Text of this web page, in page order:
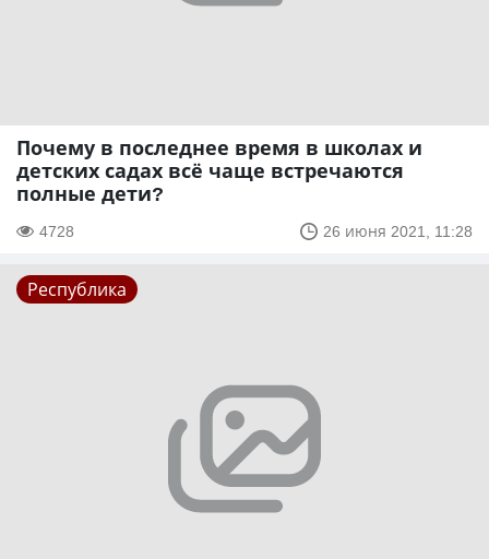
Почему в последнее время в школах и
детских садах всё чаще встречаются
полные дети?
4728 26 июня 2021, 11:28
Республика